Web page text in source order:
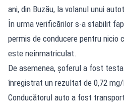
ani, din Buzău, la volanul unui
În urma verificărilor s-a stabilit
permis de conducere pentru nicio
este neînmatriculat.
De asemenea, şoferul a fost
înregistrat un rezultat de 0,72
Conducătorul auto a fost